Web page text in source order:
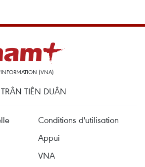
(VNA)
TIÊN DUÂN
Conditions d'utilisation
Appui
VNA